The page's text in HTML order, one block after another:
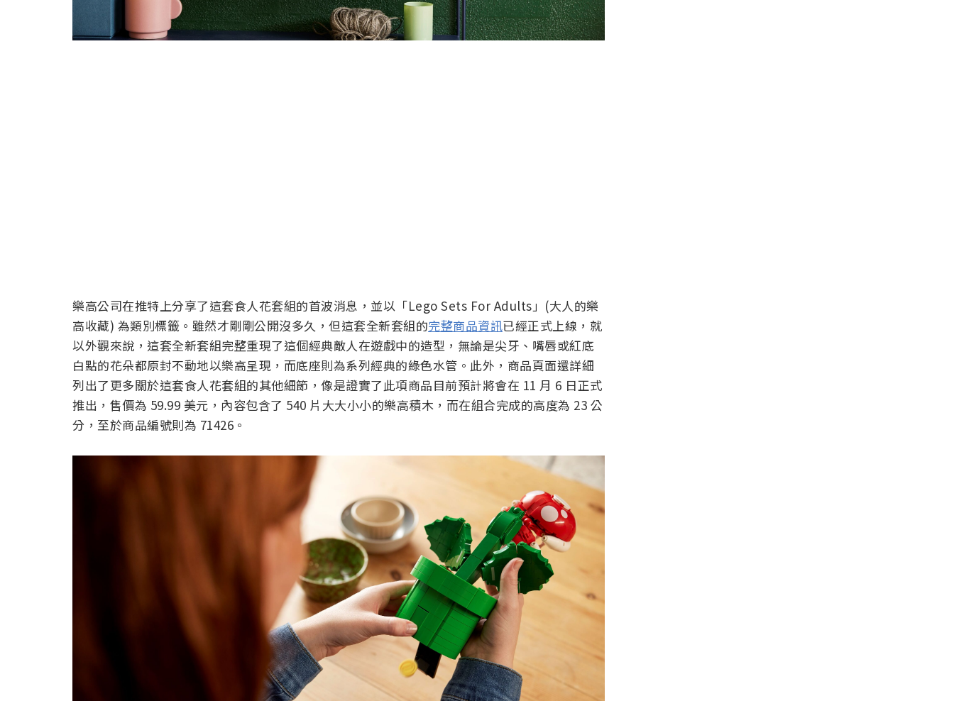
樂高公司在推特上分享了這套食人花套組的首波消息，並以「Lego Sets For Adults」(大人的樂
高收藏) 為類別標籤。雖然才剛剛公開沒多久，但這套全新套組的完整商品資訊已經正式上線，就
以外觀來說，這套全新套組完整重現了這個經典敵人在遊戲中的造型，無論是尖牙、嘴唇或紅底
白點的花朵都原封不動地以樂高呈現，而底座則為系列經典的綠色水管。此外，商品頁面還詳細
列出了更多關於這套食人花套組的其他細節，像是證實了此項商品目前預計將會在 11 月 6 日正式
推出，售價為 59.99 美元，內容包含了 540 片大大小小的樂高積木，而在組合完成的高度為 23 公
分，至於商品編號則為 71426。